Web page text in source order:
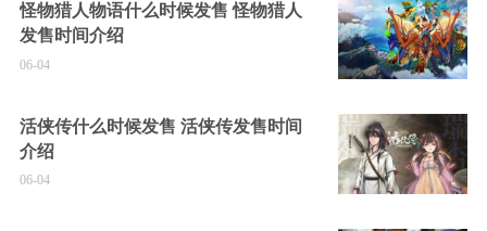
怪物猎人物语什么时候发售 怪物猎人
发售时间介绍
06-04
活侠传什么时候发售 活侠传发售时间
介绍
06-04